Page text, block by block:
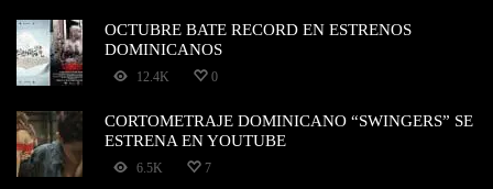
OCTUBRE BATE RECORD EN ESTRENOS
DOMINICANOS
12.4K 0
CORTOMETRAJE DOMINICANO “SWINGERS” SE
ESTRENA EN YOUTUBE
6.5K 7